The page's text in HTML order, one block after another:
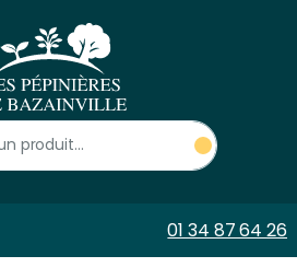
01 34 87 64 26